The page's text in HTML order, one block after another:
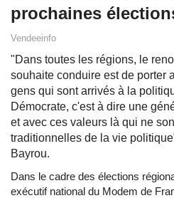
prochaines
Vendeeinfo
"Dans toutes les régions, le
souhaite conduire est de porter
gens qui sont arrivés à la
Démocrate, c'est à dire une
et avec ces valeurs là qui ne
traditionnelles de la vie
Bayrou.
Dans le cadre des élections
exécutif national du Modem de